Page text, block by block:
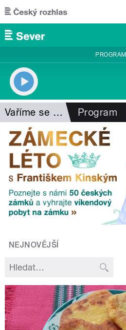
Přejít k hlavnímu obsahu
PROGRAM
Vaříme se Slávkou Program
NEJNOVĚJŠÍ